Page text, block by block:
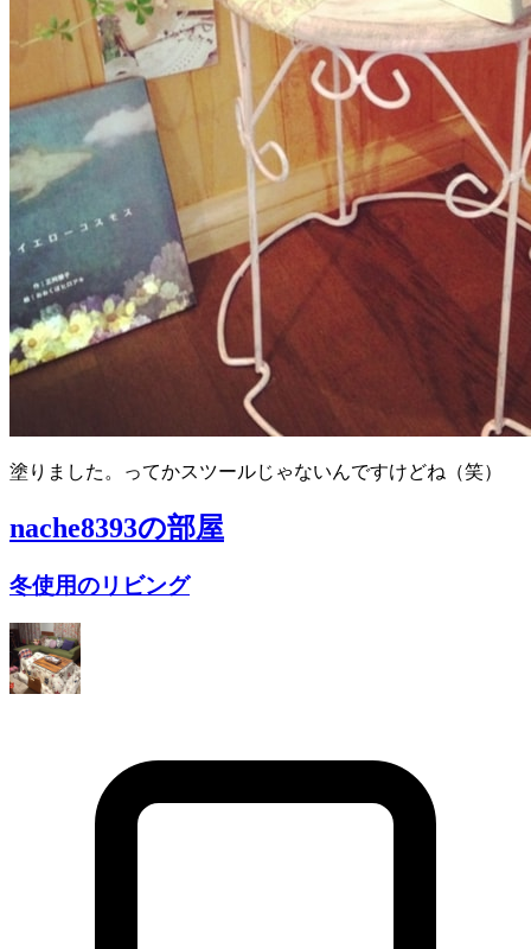
塗りました。ってかスツールじゃないんですけどね（笑）
nache8393の部屋
冬使用のリビング